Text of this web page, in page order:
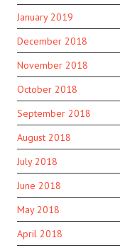
January 2019
December 2018
November 2018
October 2018
September 2018
August 2018
July 2018
June 2018
May 2018
April 2018